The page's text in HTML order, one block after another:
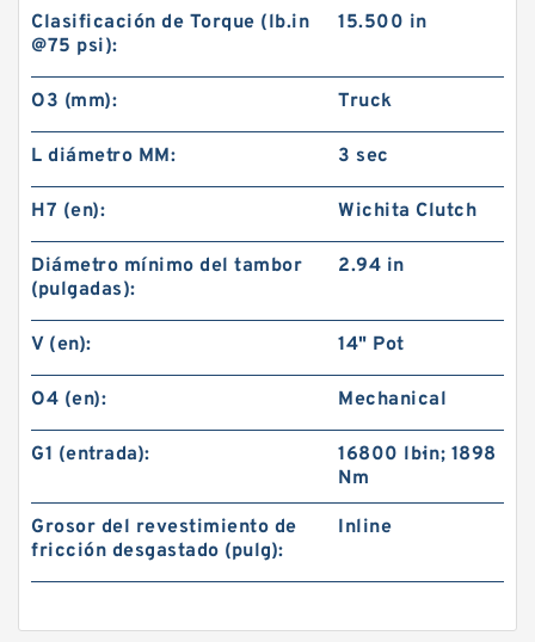
40CB525 142442DK Eaton Airflex Cuatro
entradas Embragues y frenos
22CB500 142266KP Eaton Airflex Cuatro
entradas Embragues y frenos
Clasificación de Torque (lb.in
@75 psi):
15.500 in
O3 (mm): Truck
L diámetro MM: 3 sec
H7 (en): Wichita Clutch
Diámetro mínimo del tambor
(pulgadas):
2.94 in
V (en): 14" Pot
O4 (en): Mechanical
G1 (entrada):
16800 lb·in; 1898
Nm
Grosor del revestimiento de
fricción desgastado (pulg):
Inline